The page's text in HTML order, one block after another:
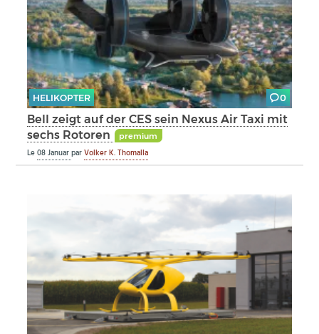
HELIKOPTER 0
Bell zeigt auf der CES sein Nexus Air Taxi mit
sechs Rotoren
premium
Le08 JanuarparVolker K. Thomalla